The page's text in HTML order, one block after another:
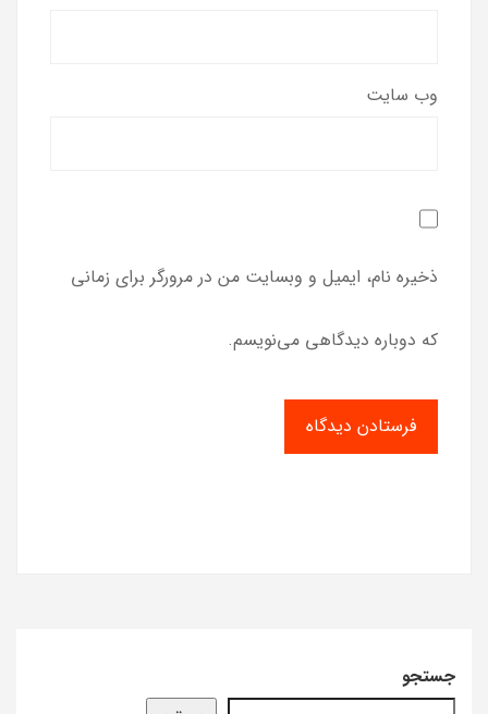
وب‌ سایت
ذخیره نام، ایمیل و وبسایت من در مرورگر برای زمانی
که دوباره دیدگاهی می‌نویسم.
جستجو